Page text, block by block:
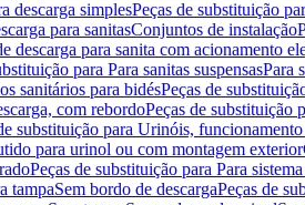
descarga simplesPeças de substituição
para sanitasConjuntos de instalação
descarga para sanita com acionamento
para Para sanitas suspensasPara
sanitários para bidésPeças de
com rebordoPeças de substituição
substituição para Urinóis,
para urinol ou com montagem exterior
Peças de substituição para Para
tampaSem bordo de descargaPeças de